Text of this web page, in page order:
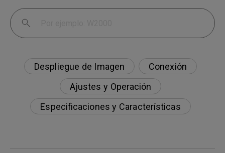
Despliegue de Imagen
Conexión
Ajustes y Operación
Especificaciones y Características